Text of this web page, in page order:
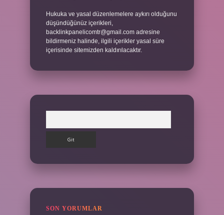
Hukuka ve yasal düzenlemelere aykırı olduğunu
düşündüğünüz içerikleri,
backlinkpanelicomtr@gmail.com adresine
bildirmeniz halinde, ilgili içerikler yasal süre
içerisinde sitemizden kaldırılacaktır.
SON YORUMLAR